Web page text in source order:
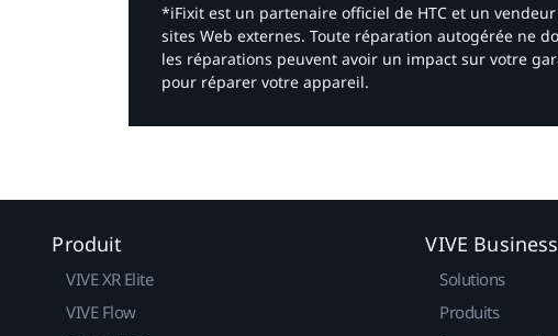
*iFixit est un partenaire officiel de HTC et un
sites Web externes. Toute réparation autogérée ne
les réparations peuvent avoir un impact sur votre
pour réparer votre appareil.​
Produit
VIVE XR Elite
VIVE Flow
VIVE Business
Solutions
Produits